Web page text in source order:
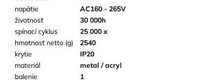
napätie
AC160 - 265V
životnosť
30 000h
spínací cyklus
25 000 x
hmotnosť netto (g)
2540
krytie
IP20
materiál
metal / acryl
balenie
1